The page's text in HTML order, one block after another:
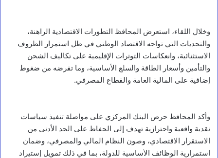
وخلال اللقاء، استعرض المحافظ التطورات الاقتصادية الراهنة،
والتحديات التي تواجه الاقتصاد الوطني في ظل استمرار الظروف
الاستثنائية، وانعكاسات التوترات الإقليمية على تكاليف الشحن
والتأمين وأسعار الطاقة والسلع الأساسية، وما تفرضه من ضغوط
إضافية على المالية العامة والقطاع المصرفي.
وأكد المحافظ حرص البنك المركزي على مواصلة تنفيذ سياسات
نقدية واقعية واحترازية تهدف إلى الحفاظ على الحد الأدنى من
الاستقرار الاقتصادي، وصون النظام المالي والمصرفي، وضمان
استمرارية الوظائف الأساسية للدولة، بما في ذلك تمويل إستيراد